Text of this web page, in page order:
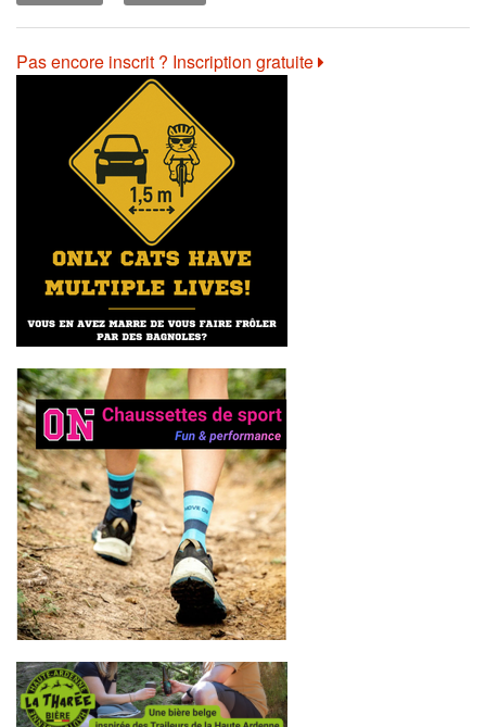
Pas encore inscrit ? Inscription gratuite